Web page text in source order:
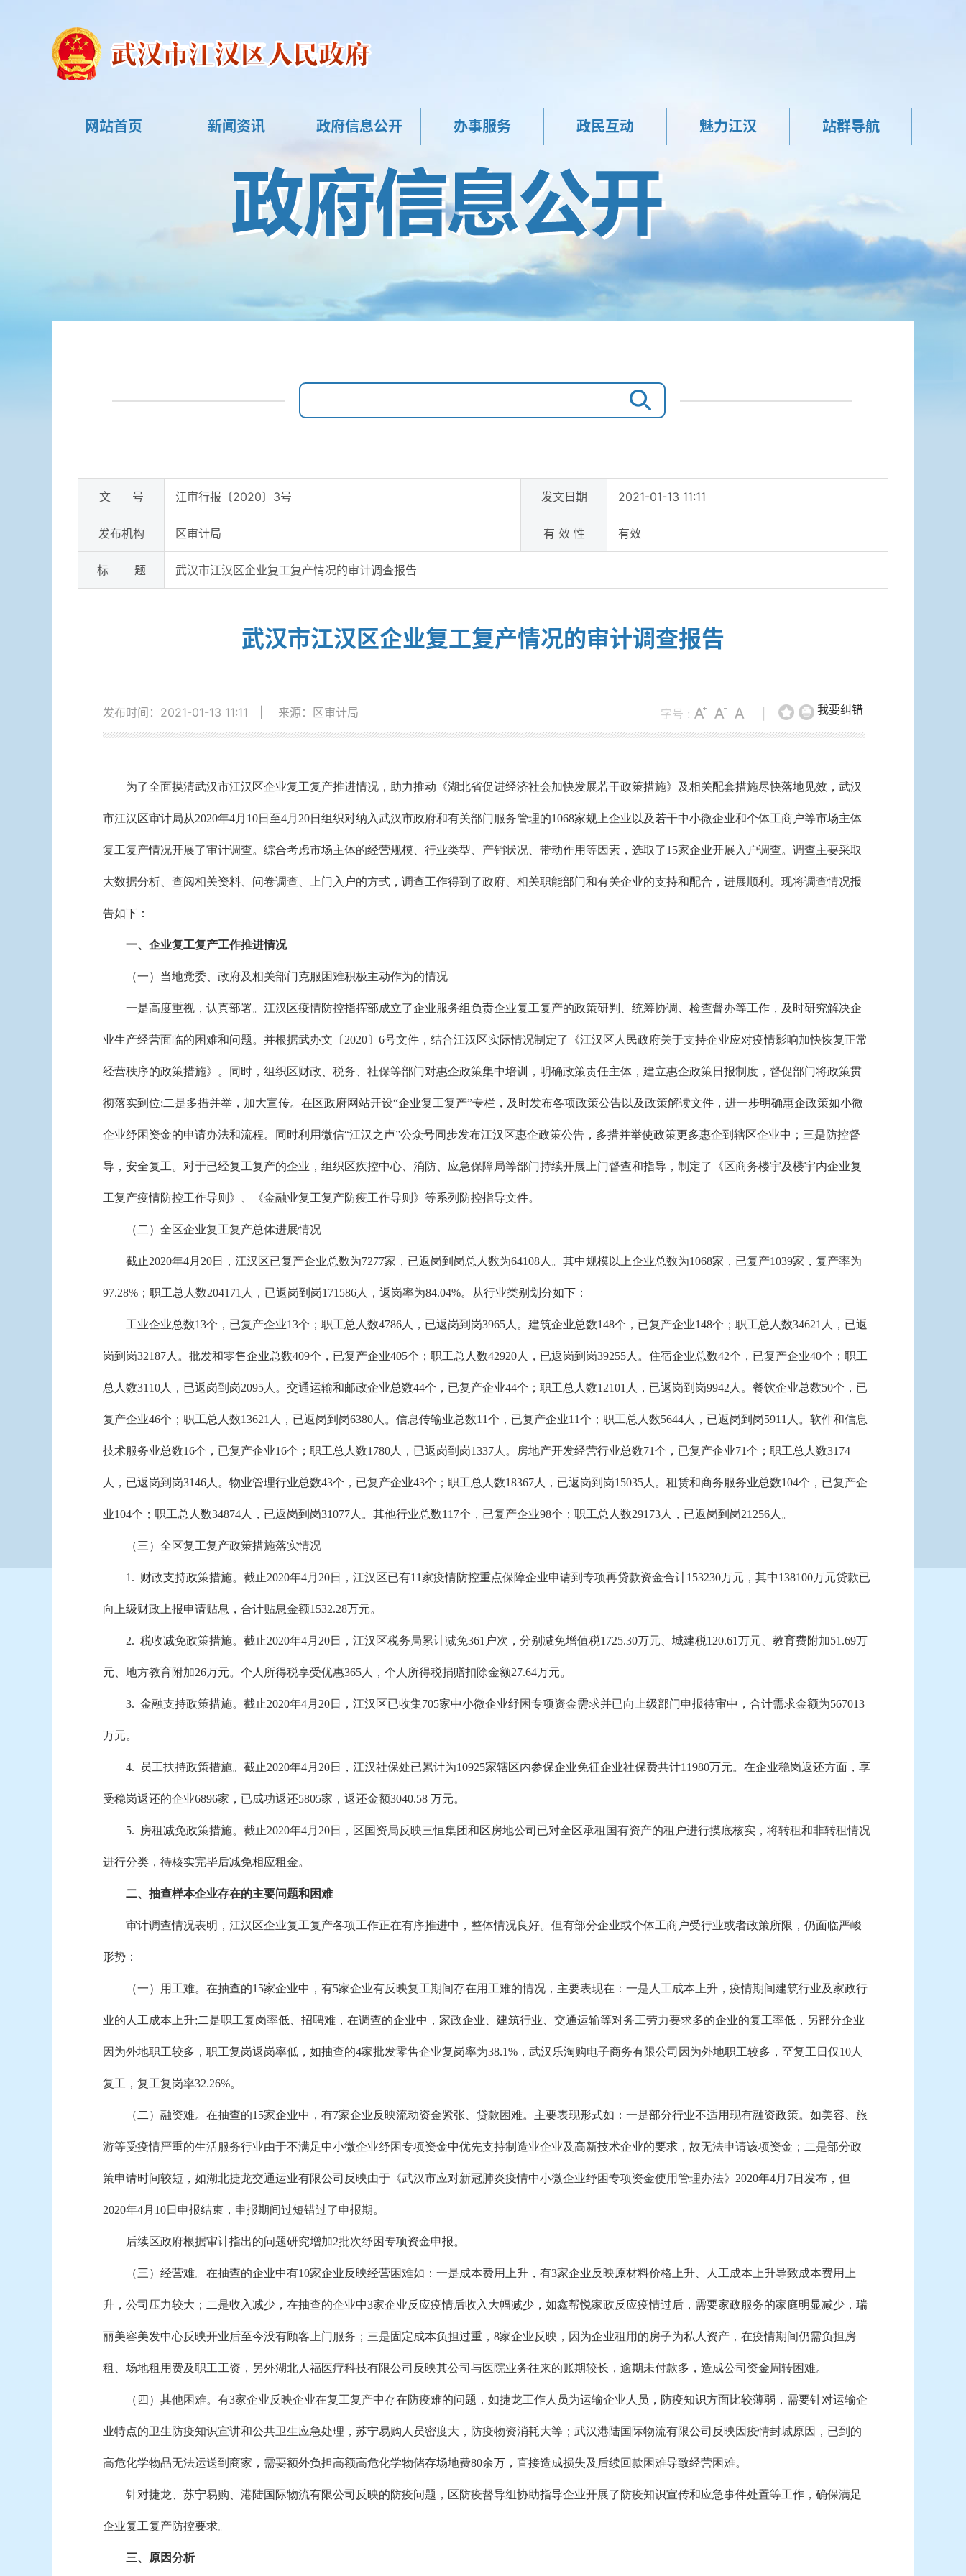
网站首页 新闻资讯 政府信息公开 办事服务 政民互动 魅力江汉 站群导航
文 号 江审行报〔2020〕3号 发文日期 2021-01-13 11:11
发布机构 区审计局 有 效 性 有效
标 题 武汉市江汉区企业复工复产情况的审计调查报告
武汉市江汉区企业复工复产情况的审计调查报告
我要纠错
字号 :
发布时间：2021-01-13 11:11 来源：区审计局
为了全面摸清武汉市江汉区企业复工复产推进情况，助力推动《湖北省促进经济社会加快发展若干政策措施》及相关配套措施尽快落地见效，武汉
市江汉区审计局从2020年4月10日至4月20日 组织对纳入武汉市政府和有关部门服务管理的1068家规上企业以及若干中小微企业和个体工商户等市场主体
复工复产情况开展了审计调查。 综合考虑市场主体的经营规模、行业类型、产销状况、带动作用等因素，选取了15家企业开展入户调查。调查主要采取
大数据分析、查阅相关资料、问卷调查、上门入户的方式，调查工作得到了政府、相关职能部门和有关企业的支持和配合，进展顺利。现将调查情况报
告如下：
一、 企业复工复产工作推进情况
（一）当地党委、政府及相关部门克服困难积极主动作为的情况
一是高度重视，认真部署。江汉区疫情防控指挥部成立了企业服务组负责企业复工复产的政策研判、统筹协调、检查督办等工作，及时研究解决企
业生产经营面临的困难和问题。并根据武办文〔2020〕6号文件，结合江汉区实际情况制定了《江汉区人民政府关于支持企业应对疫情影响加快恢复正常
经营秩序的政策措施》。同时，组织区财政、税务、社保等部门对惠企政策集中培训，明确政策责任主体，建立惠企政策日报制度，督促部门将政策贯
彻落实到位;二是多措并举，加大宣传。在区政府网站开设“企业复工复产”专栏，及时发布各项政策公告以及政策解读文件，进一步明确惠企政策如小微
企业纾困资金的申请办法和流程。同时利用微信“江汉之声”公众号同步发布江汉区惠企政策公告，多措并举使政策更多惠企到辖区企业中；三是防控督
导，安全复工。对于已经复工复产的企业，组织区疾控中心、消防、应急保障局等部门持续开展上门督查和指导，制定了《区商务楼宇及楼宇内企业复
工复产疫情防控工作导则》、《金融业复工复产防疫工作导则》等系列防控指导文件。
（二）全区企业复工复产总体进展情况
截止2020年4月20日，江汉区已复产企业总数为7277家，已返岗到岗总人数为64108人。其中规模以上企业总数为1068家，已复产1039家，复产率为
97.28%；职工总人数204171人，已返岗到岗171586人，返岗率为84.04%。从行业类别划分如下：
工业企业总数13个，已复产企业13个；职工总人数4786人，已返岗到岗3965人。建筑企业总数148个，已复产企业148个；职工总人数34621人，已返
岗到岗32187人。批发和零售企业总数409个，已复产企业405个；职工总人数42920人，已返岗到岗39255人。住宿企业总数42个，已复产企业40个；职工
总人数3110人，已返岗到岗2095人。交通运输和邮政企业总数44个，已复产企业44个；职工总人数12101人，已返岗到岗9942人。餐饮企业总数50个，已
复产企业46个；职工总人数13621人，已返岗到岗6380人。信息传输业总数11个，已复产企业11个；职工总人数5644人，已返岗到岗5911人。软件和信息
技术服务业总数16个，已复产企业16个；职工总人数1780人，已返岗到岗1337人。房地产开发经营行业总数71个，已复产企业71个；职工总人数3174
人，已返岗到岗3146人。物业管理行业总数43个，已复产企业43个；职工总人数18367人，已返岗到岗15035人。租赁和商务服务业总数104个，已复产企
业104个；职工总人数34874人，已返岗到岗31077人。其他行业总数117个，已复产企业98个；职工总人数29173人，已返岗到岗21256人。
（三）全区复工复产政策措施落实情况
1. 财政支持政策措施。截止2020年4月20日，江汉区已有11家疫情防控重点保障企业申请到专项再贷款资金合计153230万元，其中138100万元贷款已
向上级财政上报申请贴息，合计贴息金额1532.28万元。
2. 税收减免政策措施。截止2020年4月20日，江汉区税务局累计减免361户次，分别减免增值税1725.30万元、城建税120.61万元、教育费附加51.69万
元、地方教育附加26万元。个人所得税享受优惠365人，个人所得税捐赠扣除金额27.64万元。
3. 金融支持政策措施。截止2020年4月20日，江汉区已收集705家中小微企业纾困专项资金需求并已向上级部门申报待审中，合计需求金额为567013
万元。
4. 员工扶持政策措施。截止2020年4月20日，江汉社保处已累计为10925家辖区内参保企业免征企业社保费共计11980万元。在企业稳岗返还方面，享
受稳岗返还的企业6896家，已成功返还5805家，返还金额3040.58 万元。
5. 房租减免政策措施。截止2020年4月20日，区国资局反映三恒集团和区房地公司已对全区承租国有资产的租户进行摸底核实，将转租和非转租情况
进行分类，待核实完毕后减免相应租金。
二、抽查样本企业存在的主要问题和困难
审计调查情况表明，江汉区企业复工复产各项工作正在有序推进中，整体情况良好。但有部分企业或个体工商户受行业或者政策所限，仍面临严峻
形势：
（一）用工难。 在抽查的15家企业中，有5家企业有反映复工期间存在用工难的情况，主要表现在：一是人工成本上升，疫情期间建筑行业及家政行
业的人工成本上升;二是职工复岗率低、招聘难，在调查的企业中，家政企业、建筑行业、交通运输等对务工劳力要求多的企业的复工率低，另部分企业
因为外地职工较多，职工复岗返岗率低，如抽查的4家批发零售企业复岗率为38.1%，武汉乐淘购电子商务有限公司因为外地职工较多，至复工日仅10人
复工，复工复岗率32.26%。
（二）融资难。 在抽查的15家企业中，有7家企业反映流动资金紧张、贷款困难。主要表现形式如：一是部分行业不适用现有融资政策。如美容、旅
游等受疫情严重的生活服务行业由于不满足中小微企业纾困专项资金中优先支持制造业企业及高新技术企业的要求，故无法申请该项资金； 二是部分政
策申请时间较短，如湖北捷龙交通运业有限公司反映由于《武汉市应对新冠肺炎疫情中小微企业纾困专项资金使用管理办法》2020年4月7日发布，但
2020年4月10日申报结束，申报期间过短错过了申报期。
后续区政府根据审计指出的问题研究增加2批次纾困专项资金申报。
（三）经营难。 在抽查的企业中有10家企业反映经营困难如：一是成本费用上升，有3家企业反映原材料价格上升、人工成本上升导致成本费用上
升，公司压力较大；二是收入减少，在抽查的企业中3家企业反应疫情后收入大幅减少，如鑫帮悦家政反应疫情过后，需要家政服务的家庭明显减少，瑞
丽美容美发中心反映开业后至今没有顾客上门服务；三是固定成本负担过重，8家企业反映，因为企业租用的房子为私人资产，在疫情期间仍需负担房
租、场地租用费及职工工资，另外湖北人福医疗科技有限公司反映其公司与医院业务往来的账期较长，逾期未付款多，造成公司资金周转困难。
（四）其他困难。 有3家企业反映企业在复工复产中存在防疫难的问题，如捷龙工作人员为运输企业人员，防疫知识方面比较薄弱，需要针对运输企
业特点的卫生防疫知识宣讲和公共卫生应急处理，苏宁易购人员密度大，防疫物资消耗大等；武汉港陆国际物流有限公司反映因疫情封城原因，已到的
高危化学物品无法运送到商家，需要额外负担高额高危化学物储存场地费80余万，直接造成损失及后续回款困难导致经营困难。
针对捷龙、苏宁易购、 港陆国际物流有限公司 反映的防疫问题，区防疫督导组协助指导企业开展了防疫知识宣传和应急事件处置等工作，确保满足
企业复工复产防控要求。
三、原因分析